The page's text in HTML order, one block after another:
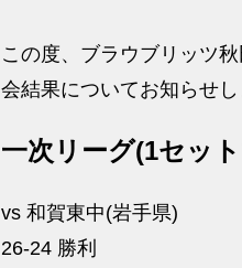
この度、ブラウブリッツ
会結果についてお知らせし
一次リーグ(1セッ
vs 和賀東中(岩手県)
26-24 勝利